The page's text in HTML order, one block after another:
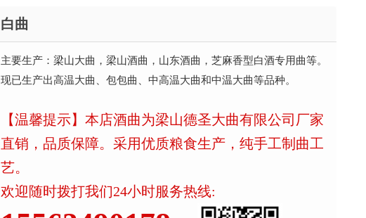
白曲
主要生产：梁山大曲，梁山酒曲，山东酒曲，芝麻香型白酒专用曲等。
现已生产出高温大曲、包包曲、中高温大曲和中温大曲等品种。
【温馨提示】本店酒曲为梁山德圣大曲有限公司厂家
直销，品质保障。采用优质粮食生产，纯手工制曲工
艺。
欢迎随时拨打我们24小时服务热线: